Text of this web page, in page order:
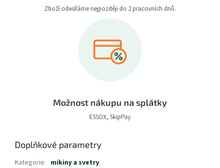
Zboží odesíláme nejpozději do 2 pracovních dnů.
Možnost nákupu na splátky
ESSOX, SkipPay
Doplňkové parametry
Kategorie: mikiny a svetry